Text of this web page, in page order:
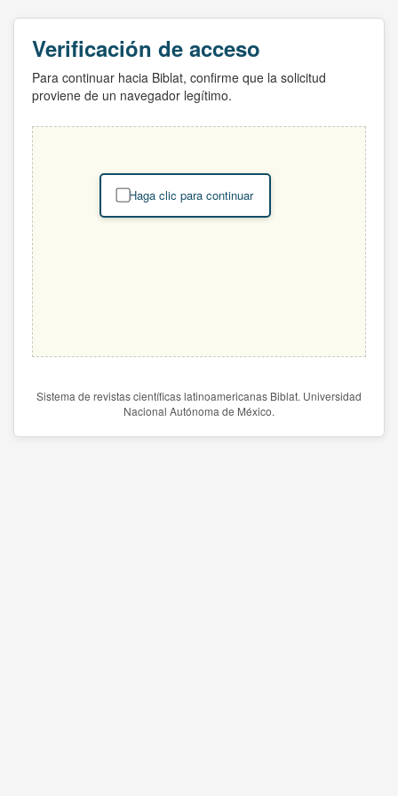
Verificación de acceso
Para continuar hacia Biblat, confirme que la solicitud
proviene de un navegador legítimo.
Haga clic para continuar
Sistema de revistas científicas latinoamericanas Biblat. Universidad
Nacional Autónoma de México.